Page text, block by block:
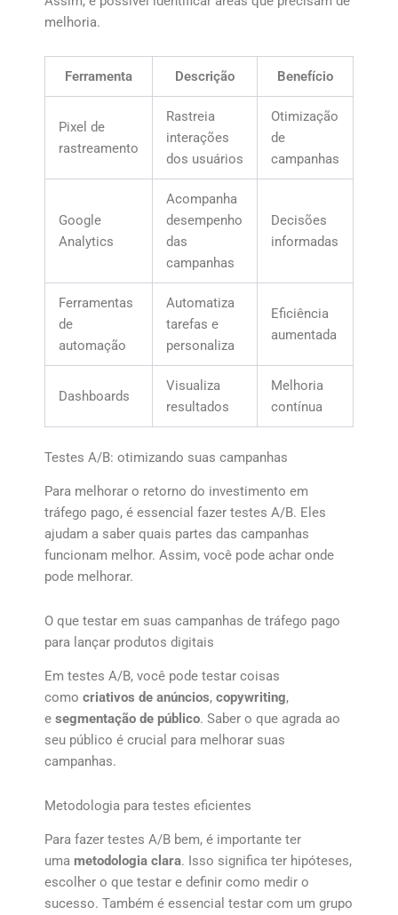
melhoria.
Ferramenta Descrição Benefício
Pixel de
rastreamento
Rastreia
interações
dos usuários
Otimização
de
campanhas
Google
Analytics
Acompanha
desempenho
das
campanhas
Decisões
informadas
Ferramentas
de
automação
Automatiza
tarefas e
personaliza
Eficiência
aumentada
Dashboards
Visualiza
resultados
Melhoria
contínua
Testes A/B: otimizando suas campanhas
Para melhorar o retorno do investimento em
tráfego pago, é essencial fazer testes A/B. Eles
ajudam a saber quais partes das campanhas
funcionam melhor. Assim, você pode achar onde
pode melhorar.
O que testar em suas campanhas de tráfego pago
para lançar produtos digitais
Em testes A/B, você pode testar coisas
como criativos de anúncios, copywriting,
e segmentação de público. Saber o que agrada ao
seu público é crucial para melhorar suas
campanhas.
Metodologia para testes eficientes
Para fazer testes A/B bem, é importante ter
uma metodologia clara. Isso significa ter hipóteses,
escolher o que testar e definir como medir o
sucesso. Também é essencial testar com um grupo